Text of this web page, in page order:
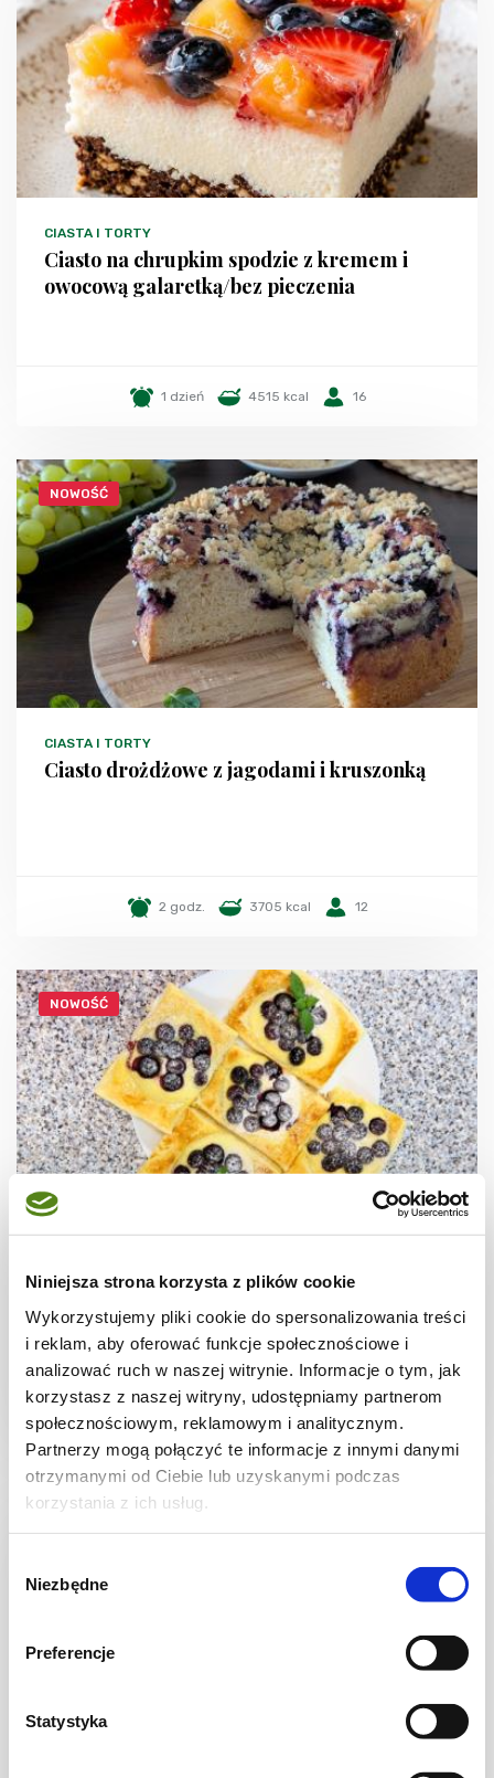
Niniejsza strona korzysta z plików cookie
Wykorzystujemy pliki cookie do spersonalizowania treści
i reklam, aby oferować funkcje społecznościowe i
analizować ruch w naszej witrynie. Informacje o tym, jak
korzystasz z naszej witryny, udostępniamy partnerom
społecznościowym, reklamowym i analitycznym.
Partnerzy mogą połączyć te informacje z innymi danymi
otrzymanymi od Ciebie lub uzyskanymi podczas
korzystania z ich usług.
zgody
Niezbędne
Preferencje
Statystyka
CIASTA I TORTY
Ciasto na chrupkim spodzie z kremem i
owocową galaretką/bez pieczenia
1 dzień 4515 kcal 16
NOWOŚĆ
CIASTA I TORTY
Ciasto drożdżowe z jagodami i kruszonką
2 godz. 3705 kcal 12
NOWOŚĆ
Ciastka francuskie z borówkami + film
30 min. 1531 kcal 8